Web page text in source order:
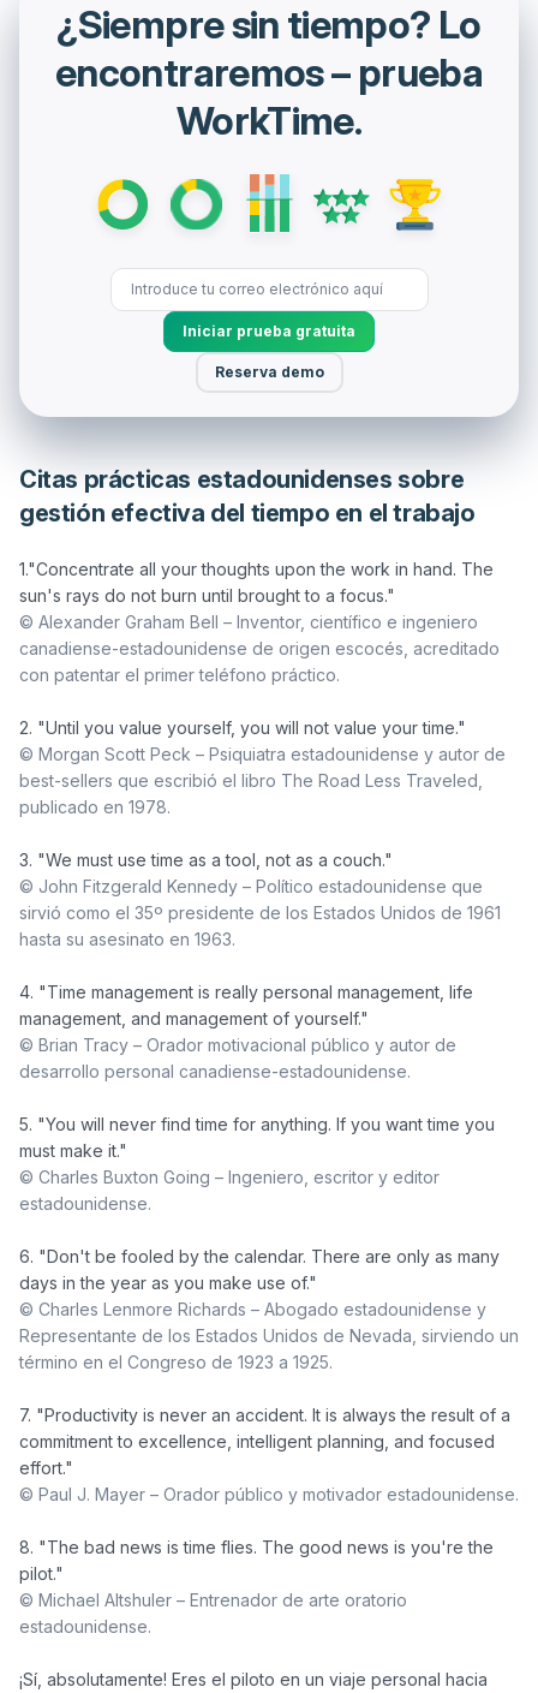
¿Siempre sin tiempo? Lo
encontraremos – prueba
WorkTime.
Iniciar prueba gratuita
Reserva demo
Citas prácticas estadounidenses sobre
gestión efectiva del tiempo en el trabajo
1."Concentrate all your thoughts upon the work in hand. The
© Alexander Graham Bell – Inventor, científico e ingeniero
canadiense-estadounidense de origen escocés, acreditado
con patentar el primer teléfono práctico.
© Morgan Scott Peck – Psiquiatra estadounidense y autor de
best-sellers que escribió el libro The Road Less Traveled,
publicado en 1978.
© John Fitzgerald Kennedy – Político estadounidense que
sirvió como el 35º presidente de los Estados Unidos de 1961
hasta su asesinato en 1963.
4. "Time management is really personal management, life
© Brian Tracy – Orador motivacional público y autor de
desarrollo personal canadiense-estadounidense.
5. "You will never find time for anything. If you want time you
© Charles Buxton Going – Ingeniero, escritor y editor
estadounidense.
6. "Don't be fooled by the calendar. There are only as many
© Charles Lenmore Richards – Abogado estadounidense y
Representante de los Estados Unidos de Nevada, sirviendo un
término en el Congreso de 1923 a 1925.
7. "Productivity is never an accident. It is always the result of a
commitment to excellence, intelligent planning, and focused
© Paul J. Mayer – Orador público y motivador estadounidense.
8. "The bad news is time flies. The good news is you're the
© Michael Altshuler – Entrenador de arte oratorio
estadounidense.
¡Sí, absolutamente! Eres el piloto en un viaje personal hacia